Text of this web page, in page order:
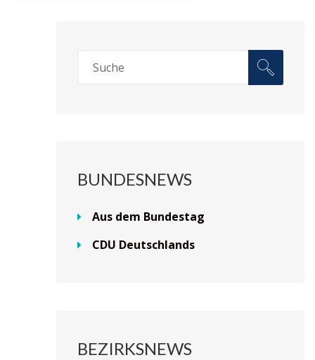
BUNDESNEWS
Aus dem Bundestag
CDU Deutschlands
BEZIRKSNEWS